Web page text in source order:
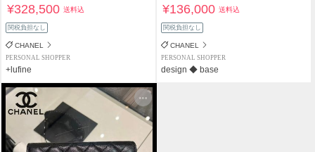
¥328,500送料込
関税負担なし
CHANEL
PERSONAL SHOPPER
+lufine
¥136,000送料込
関税負担なし
CHANEL
PERSONAL SHOPPER
design ◆ base